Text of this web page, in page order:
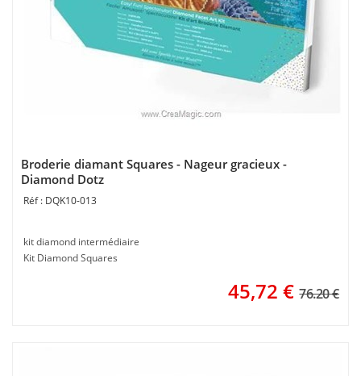
Broderie diamant Squares - Nageur gracieux -
Diamond Dotz
DQK10-013
kit diamond intermédiaire
Kit Diamond Squares
45,72 € 76.20 €